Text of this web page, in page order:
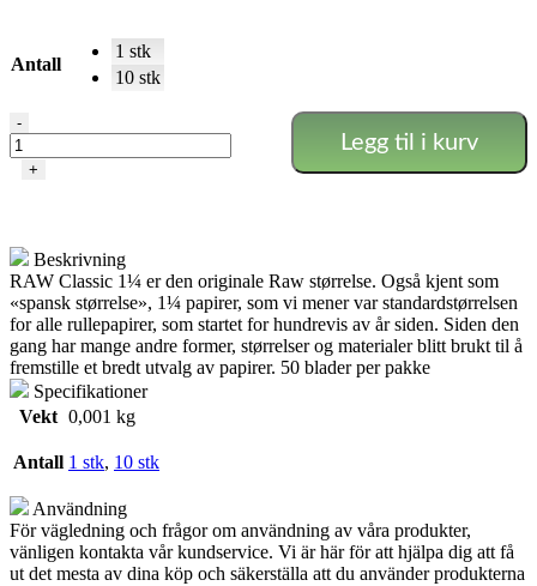
Antall
1 stk
10 stk
Raw
Classic
1
-
+
Legg til i kurv
Beskrivning
RAW Classic 1¼ er den originale Raw størrelse. Også kjent som
«spansk størrelse», 1¼ papirer, som vi mener var standardstørrelsen
for alle rullepapirer, som startet for hundrevis av år siden. Siden den
gang har mange andre former, størrelser og materialer blitt brukt til å
fremstille et bredt utvalg av papirer. 50 blader per pakke
Specifikationer
Vekt 0,001 kg
Antall 1 stk, 10 stk
Användning
För vägledning och frågor om användning av våra produkter,
vänligen kontakta vår kundservice. Vi är här för att hjälpa dig att få
ut det mesta av dina köp och säkerställa att du använder produkterna